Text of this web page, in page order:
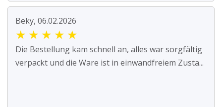
Beky, 06.02.2026
★ ★ ★ ★ ★
Die Bestellung kam schnell an, alles war sorgfältig
verpackt und die Ware ist in einwandfreiem Zusta...